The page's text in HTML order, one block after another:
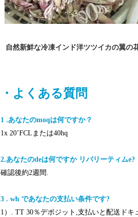
自然新鮮な冷凍インド洋ツツイカの翼の
・よくある質問
1 .あなたのmoqは何ですか？
1x 20’FCLまたは40hq
2.あなたのdeは何ですかリバリーティムe?
確認後約2週間.
3 . wh であなたの支払い条件です?
1）. TT 30％デポジット,支払いと配送ドキ